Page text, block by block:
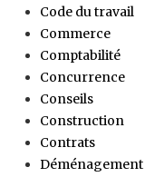
Code du travail
Commerce
Comptabilité
Concurrence
Conseils
Construction
Contrats
Déménagement